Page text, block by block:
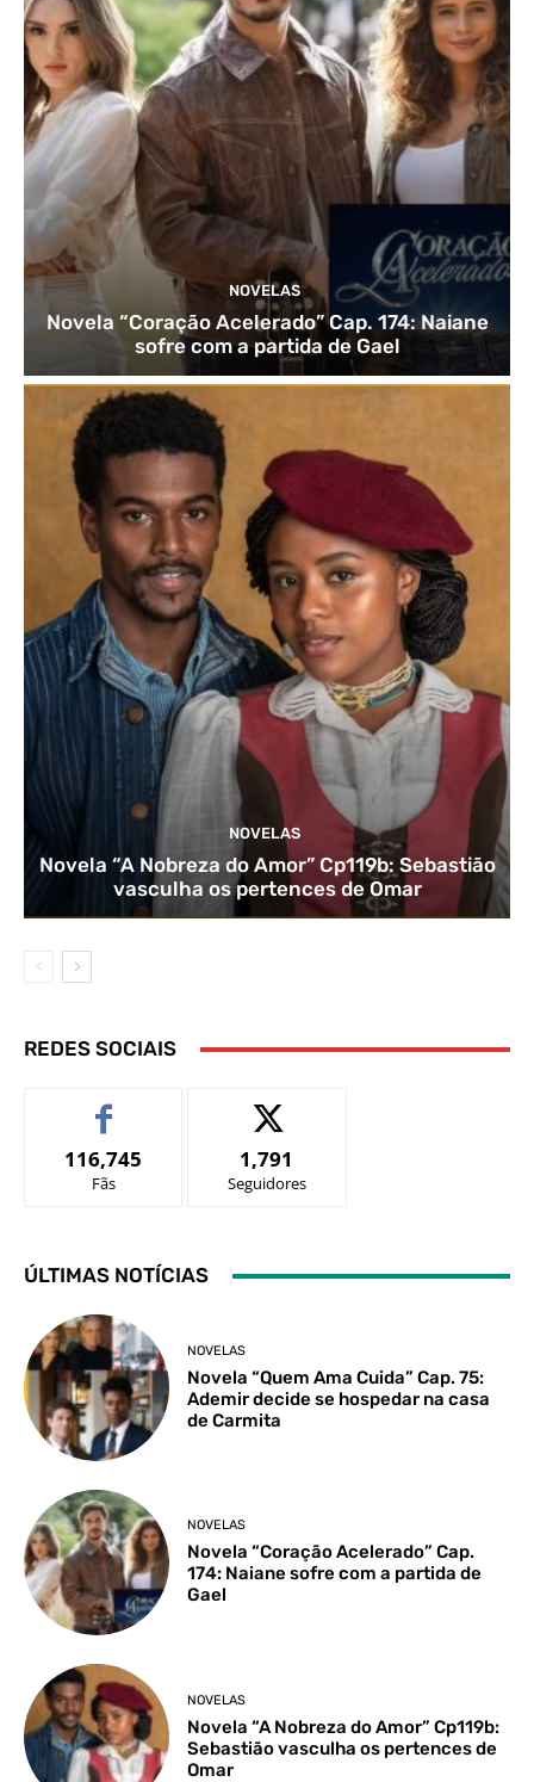
NOVELAS
Novela “Coração Acelerado” Cap. 174: Naiane
sofre com a partida de Gael
NOVELAS
Novela “A Nobreza do Amor” Cp119b: Sebastião
vasculha os pertences de Omar
REDES SOCIAIS
116,745
Fãs
1,791
Seguidores
ÚLTIMAS NOTÍCIAS
NOVELAS
Novela “Quem Ama Cuida” Cap. 75:
Ademir decide se hospedar na casa
de Carmita
NOVELAS
Novela “Coração Acelerado” Cap.
174: Naiane sofre com a partida de
Gael
NOVELAS
Novela “A Nobreza do Amor” Cp119b:
Sebastião vasculha os pertences de
Omar